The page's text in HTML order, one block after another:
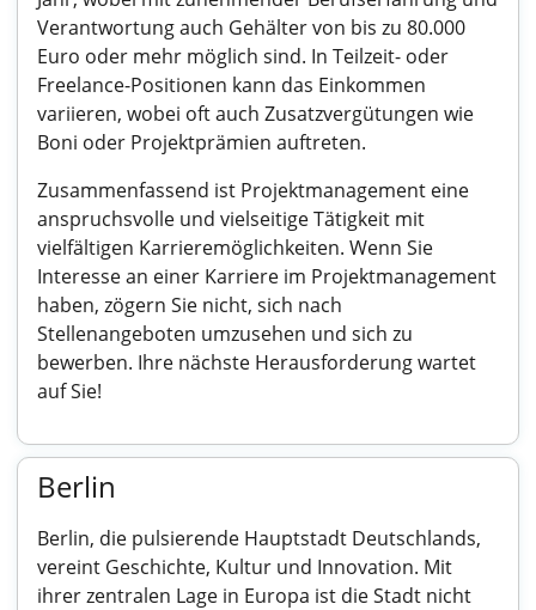
Verantwortung auch Gehälter von bis zu 80.000
Euro oder mehr möglich sind. In Teilzeit- oder
Freelance-Positionen kann das Einkommen
variieren, wobei oft auch Zusatzvergütungen wie
Boni oder Projektprämien auftreten.
Zusammenfassend ist Projektmanagement eine
anspruchsvolle und vielseitige Tätigkeit mit
vielfältigen Karrieremöglichkeiten. Wenn Sie
Interesse an einer Karriere im Projektmanagement
haben, zögern Sie nicht, sich nach
Stellenangeboten umzusehen und sich zu
bewerben. Ihre nächste Herausforderung wartet
auf Sie!
Berlin
Berlin, die pulsierende Hauptstadt Deutschlands,
vereint Geschichte, Kultur und Innovation. Mit
ihrer zentralen Lage in Europa ist die Stadt nicht